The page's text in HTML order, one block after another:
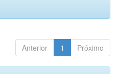
Anterior 1 Próximo